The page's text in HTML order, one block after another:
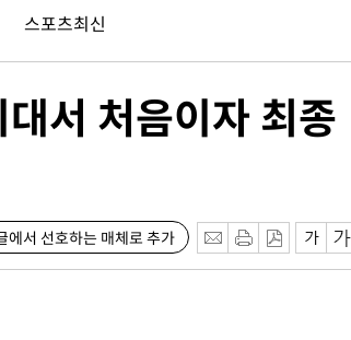
스포츠최신
서 처음이자 최종
에서 선호하는 매체로 추가